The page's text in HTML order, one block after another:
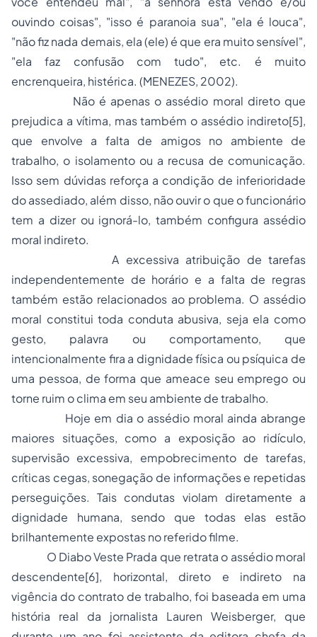
ouvindo coisas", "isso é paranoia sua", "ela é louca",
"não fiz nada demais, ela (ele) é que era muito sensível",
"ela faz confusão com tudo", etc. é muito
encrenqueira, histérica. (MENEZES, 2002).
Não é apenas o assédio moral direto que
prejudica a vítima, mas também o assédio indireto[5],
que envolve a falta de amigos no ambiente de
trabalho, o isolamento ou a recusa de comunicação.
Isso sem dúvidas reforça a condição de inferioridade
do assediado, além disso, não ouvir o que o funcionário
tem a dizer ou ignorá-lo, também configura assédio
moral indireto.
A excessiva atribuição de tarefas
independentemente de horário e a falta de regras
também estão relacionados ao problema. O assédio
moral constitui toda conduta abusiva, seja ela como
gesto, palavra ou comportamento, que
intencionalmente fira a dignidade física ou psíquica de
uma pessoa, de forma que ameace seu emprego ou
torne ruim o clima em seu ambiente de trabalho.
Hoje em dia o assédio moral ainda abrange
maiores situações, como a exposição ao ridículo,
supervisão excessiva, empobrecimento de tarefas,
críticas cegas, sonegação de informações e repetidas
perseguições. Tais condutas violam diretamente a
dignidade humana, sendo que todas elas estão
brilhantemente expostas no referido filme.
O Diabo Veste Prada que retrata o assédio moral
descendente[6], horizontal, direto e indireto na
vigência do contrato de trabalho, foi baseada em uma
história real da jornalista Lauren Weisberger, que